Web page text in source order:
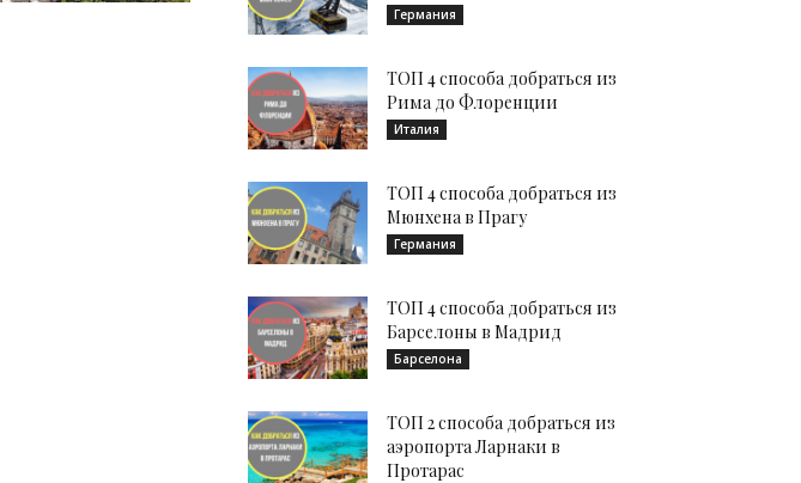
Германия
ТОП 4 способа добраться из
Рима до Флоренции
Италия
ТОП 4 способа добраться из
Мюнхена в Прагу
Германия
ТОП 4 способа добраться из
Барселоны в Мадрид
Барселона
ТОП 2 способа добраться из
аэропорта Ларнаки в
Протарас